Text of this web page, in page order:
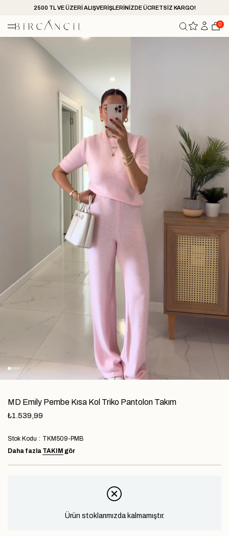
2500 TL VE ÜZERİ ALIŞVERİŞLERİNİZDE ÜCRETSİZ KARGO!
0
MD Emily Pembe Kısa Kol Triko Pantolon Takım
₺1.539,99
Stok Kodu
TKM509-PMB
Daha fazla TAKIM gör
Ürün stoklarımızda kalmamıştır.